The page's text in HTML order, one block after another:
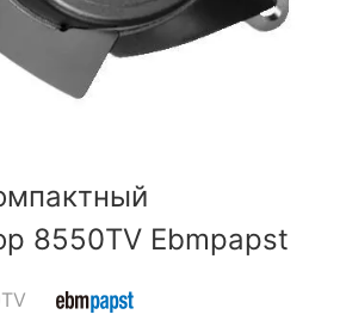
8550TV Ebmpapst